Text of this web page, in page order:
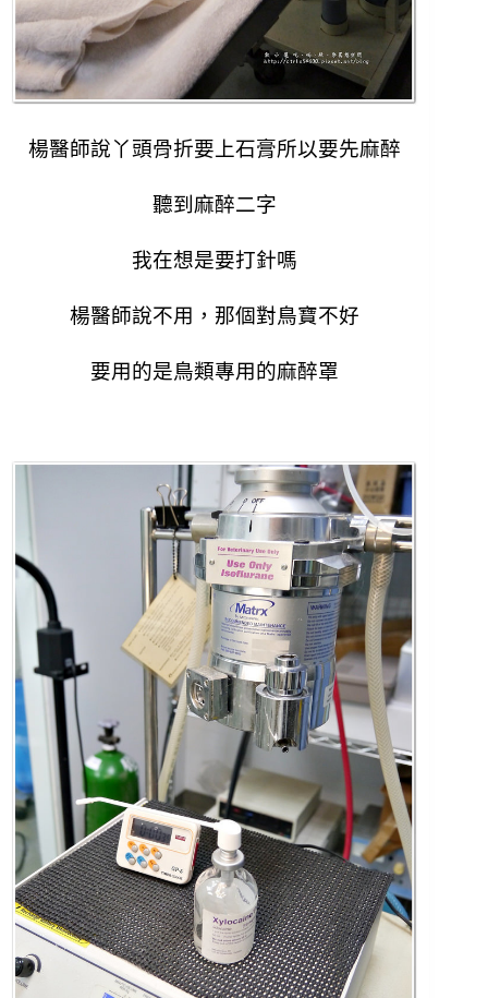
楊醫師說丫頭骨折要上石膏所以要先麻醉
聽到麻醉二字
我在想是要打針嗎
楊醫師說不用，那個對鳥寶不好
要用的是鳥類專用的麻醉罩